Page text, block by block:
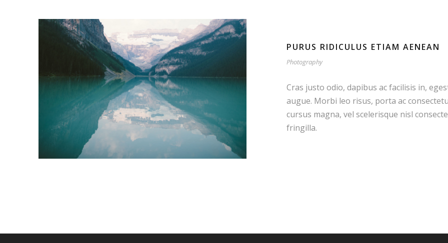
PURUS RIDICULUS ETIAM AENEAN
Photography
Cras justo odio, dapibus ac facilisis in,
augue. Morbi leo risus, porta ac
cursus magna, vel scelerisque nisl
fringilla.